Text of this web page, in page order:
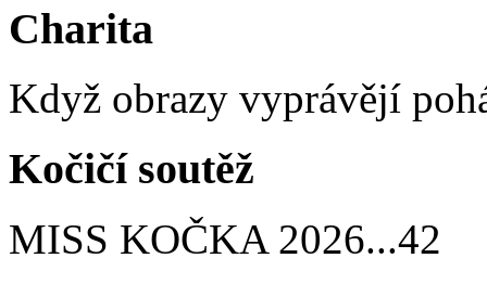
Charita
Když obrazy vyprávějí
Kočičí soutěž
MISS KOČKA 2026...42